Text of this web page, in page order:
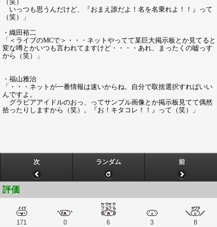
（笑）
いっつも思うんだけど、『おまえ誰だよ！名を名乗れよ！！』って
（笑）」
・織田裕二
「＜ライブのMCで＞・・・ネットやってて某巨大掲示板とか見てると
変な噂とかいつも言われてますけど・・・・あれ、まったくの嘘っす
から（笑）」
・福山雅治
「・・・ネットが一番情報は速いからね。自分で取捨選択すればいい
んですよ。
グラビアアイドルのおっ、ってサンプル画像とか掲示板見てて偶然
拾ったりしますから（笑）。『お！キタコレ！！』って（笑）」
次 ランダム 前
評価
171 0 6 3 8